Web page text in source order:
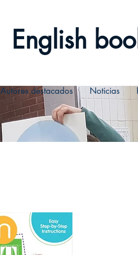
English
Autores destacados Noticias